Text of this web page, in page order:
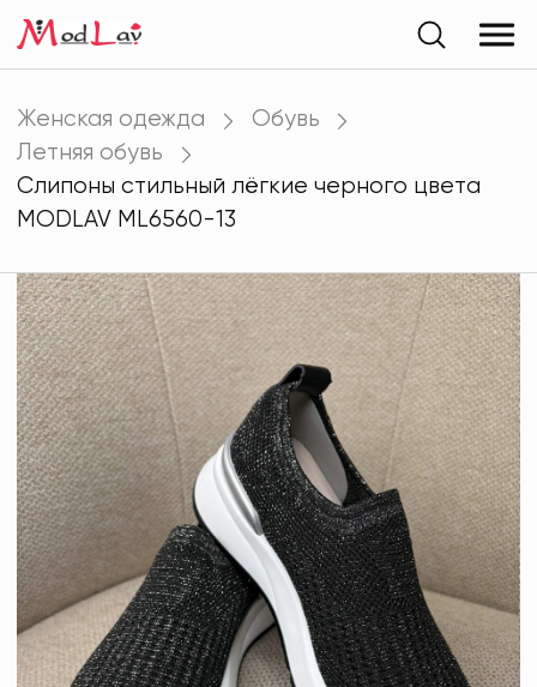
Женская одежда
Обувь
Летняя обувь
Слипоны стильный лёгкие черного цвета
MODLAV ML6560-13